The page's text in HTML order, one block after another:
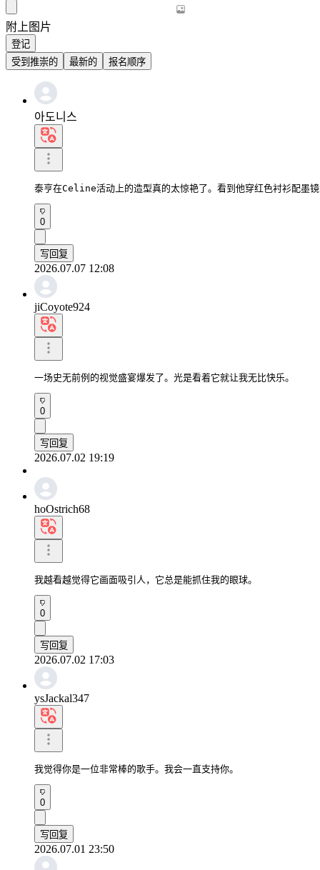
附上图片
登记
受到推崇的
最新的 报名顺序
아도니스
泰亨在Celine活动上的造型真的太惊艳了。看到他穿红色衬衫配墨
0
写回复
2026.07.07 12:08
jiCoyote924
一场史无前例的视觉盛宴爆发了。光是看着它就让我无比快乐。
0
写回复
2026.07.02 19:19
hoOstrich68
我越看越觉得它画面吸引人，它总是能抓住我的眼球。
0
写回复
2026.07.02 17:03
ysJackal347
我觉得你是一位非常棒的歌手。我会一直支持你。
0
写回复
2026.07.01 23:50